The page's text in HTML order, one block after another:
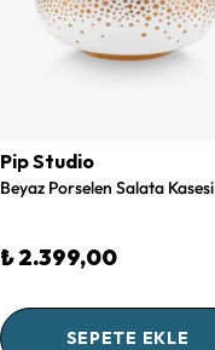
Pip Studio
₺ 2.399,00
SEPETE EKLE